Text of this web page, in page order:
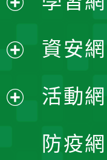
單
開
選
單
開
選
開
資安
活動
防疫